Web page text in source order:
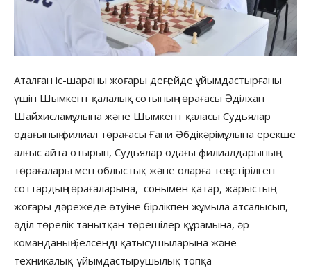
Аталған іс-шараны жоғары деңгейде ұйымдастырғаны
үшін Шымкент қалалық сотының төрағасы Әділхан
Шайхисламұлына және Шымкент қаласы Судьялар
одағының филиал төрағасы Ғани Әбдікәрімұлына ерекше
алғыс айта отырып, Судьялар одағы филиалдарының
төрағалары мен облыстық және оларға теңестірілген
соттардың төрағаларына, сонымен қатар, жарыстың
жоғары дәрежеде өтуіне бірлікпен жұмыла атсалысып,
әділ төрелік танытқан төрешілер құрамына, әр
команданың белсенді қатысушыларына және
техникалық-ұйымдастырушылық топқа